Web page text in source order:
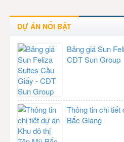
DỰ ÁN NỔI BẬT
Bảng giá Sun
CĐT Sun Group
Thông tin chi tiết
Bắc Giang